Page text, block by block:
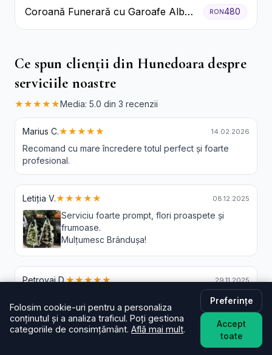
Coroană Funerară cu Garoafe Albe
și Crizanteme
RON480
Ce spun clienții din Hunedoara despre
serviciile noastre
★★★★★Media: 5.0 din 3 recenzii
Marius C.★★★★★ 14.02.2026
Recomand cu mare încredere totul perfect și foarte
profesional.
Letiția V.★★★★★ 08.12.2025
Serviciu foarte prompt, flori proaspete și
frumoase.
Mulțumesc Brândușa!
Petrovai D.★★★★★ 29.11.2025
Am rămas foarte mulțumit tratamentul dumneavoastră
siguranță o să apelez și următoarele dăți
Folosim cookie-uri pentru a personaliza
conținutul și a analiza traficul. Poți gestiona
categoriile de consimțământ. Află mai mult.
Preferințe
Accept
toate